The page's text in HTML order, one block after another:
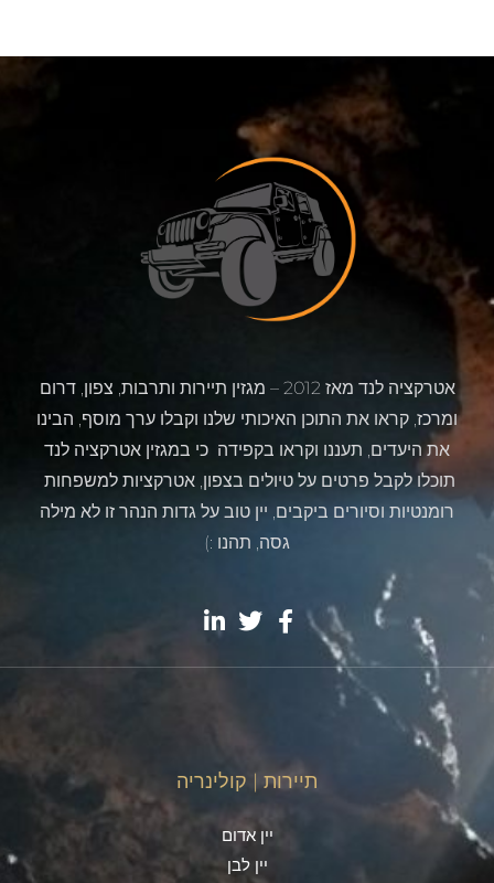
אטרקציה לנד מאז 2012 – מגזין תיירות ותרבות, צפון, דרום
ומרכז, קראו את התוכן האיכותי שלנו וקבלו ערך מוסף, הבינו
את היעדים, תעננו וקראו בקפידה כי במגזין אטרקציה לנד
תוכלו לקבל פרטים על טיולים בצפון, אטרקציות למשפחות
רומנטיות וסיורים ביקבים, יין טוב על גדות הנהר זו לא מילה
גסה, תהנו :)
תיירות | קולינריה
יין אדום
יין לבן